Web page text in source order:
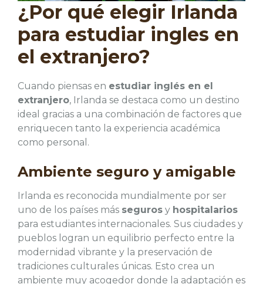
¿Por qué elegir Irlanda
para estudiar ingles en
el extranjero?
Cuando piensas en estudiar inglés en el
extranjero, Irlanda se destaca como un destino
ideal gracias a una combinación de factores que
enriquecen tanto la experiencia académica
como personal.
Ambiente seguro y amigable
Irlanda es reconocida mundialmente por ser
uno de los países más seguros y hospitalarios
para estudiantes internacionales. Sus ciudades y
pueblos logran un equilibrio perfecto entre la
modernidad vibrante y la preservación de
tradiciones culturales únicas. Esto crea un
ambiente muy acogedor donde la adaptación es